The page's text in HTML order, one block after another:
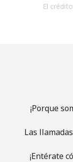
El
¡Porque
Las
¡Entérate